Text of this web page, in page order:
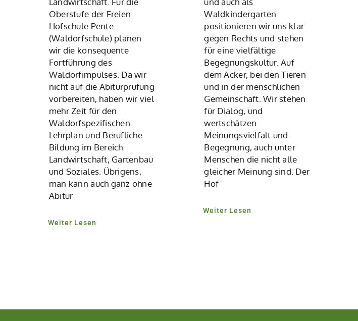
Oberstufe der Freien
Hofschule Pente
(Waldorfschule) planen
wir die konsequente
Fortführung des
Waldorfimpulses. Da wir
nicht auf die Abiturprüfung
vorbereiten, haben wir viel
mehr Zeit für den
Waldorfspezifischen
Lehrplan und Berufliche
Bildung im Bereich
Landwirtschaft, Gartenbau
und Soziales. Übrigens,
man kann auch ganz ohne
Abitur
Weiter Lesen
Waldkindergarten
positionieren wir uns klar
gegen Rechts und stehen
für eine vielfältige
Begegnungskultur. Auf
dem Acker, bei den Tieren
und in der menschlichen
Gemeinschaft. Wir stehen
für Dialog, und
wertschätzen
Meinungsvielfalt und
Begegnung, auch unter
Menschen die nicht alle
gleicher Meinung sind. Der
Hof
Weiter Lesen